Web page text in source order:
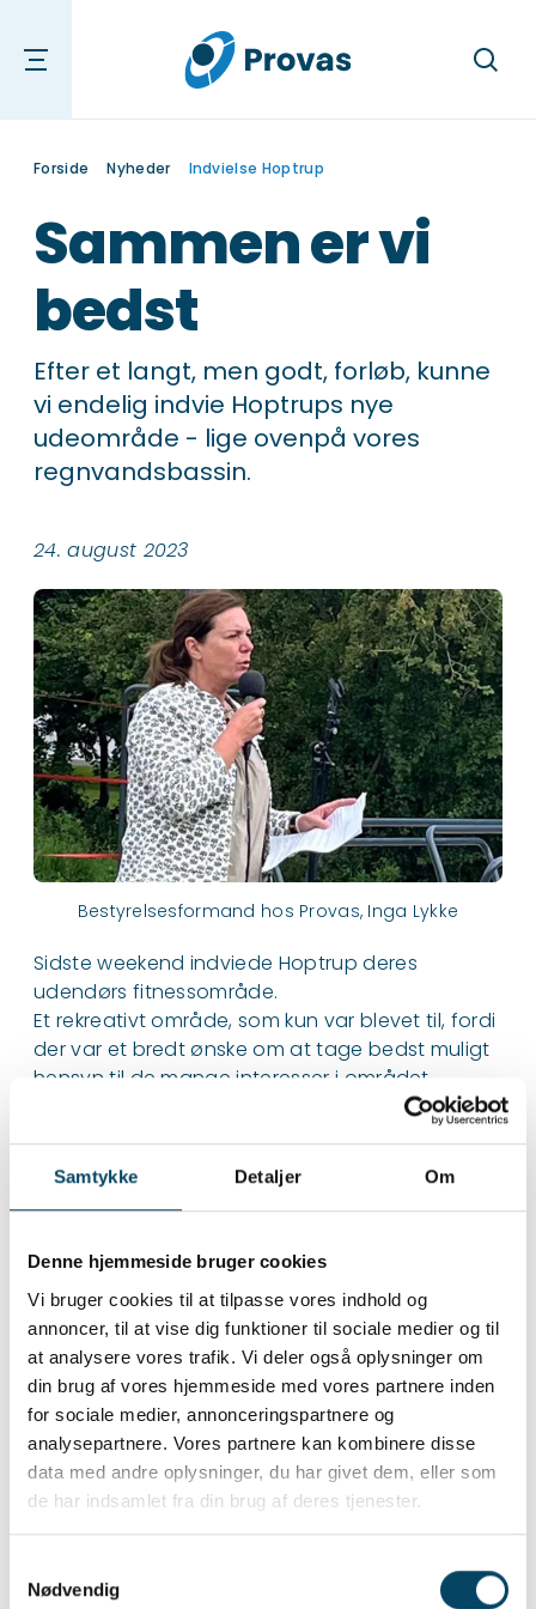
Samtykke Detaljer Om
Denne hjemmeside bruger cookies
Vi bruger cookies til at tilpasse vores indhold og
annoncer, til at vise dig funktioner til sociale medier og til
at analysere vores trafik. Vi deler også oplysninger om
din brug af vores hjemmeside med vores partnere inden
for sociale medier, annonceringspartnere og
analysepartnere. Vores partnere kan kombinere disse
data med andre oplysninger, du har givet dem, eller som
de har indsamlet fra din brug af deres tjenester.
Nødvendig
Søg
Forside Nyheder Indvielse Hoptrup
Sammen er vi
bedst
Efter et langt, men godt, forløb, kunne
vi endelig indvie Hoptrups nye
udeområde - lige ovenpå vores
regnvandsbassin.
24. august 2023
Bestyrelsesformand hos Provas, Inga Lykke
Sidste weekend indviede Hoptrup deres
udendørs fitnessområde.
Et rekreativt område, som kun var blevet til, fordi
der var et bredt ønske om at tage bedst muligt
hensyn til de mange interesser i området.
I Hoptrup er vandet separatkloakeret. Det
regnvand ledes i et andet. Hvor spildevandet
pumpes til renseanlægget, ledes regnvandet til
Men inden regnvandet når så langt, skal vi sikre
os, at det er fri for miljøforurenende stoffer.
Normalt foregår dette ved, at vandet først
passerer igennem et regnvandsbassin.
Hvis vi skulle have nøjedes med at gøre som
normalt her, ville det imidlertid kræve et bassin,
der fyldte hele plænen.
Derfor valgte vi at gå med en lidt anden løsning
…
Vi etablerede et mindre regnvandsbassin langs
vejen. Men derudover etablerede vi også 4
større ledningsstræk med en lille smule bagfald,
et såkaldt sedipipe system. Sammen med et